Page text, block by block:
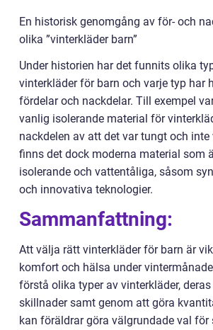
En historisk genomgång av för- och
olika ”vinterkläder barn”
Under historien har det funnits olika
vinterkläder för barn och varje typ har
fördelar och nackdelar. Till exempel
vanlig isolerande material för
nackdelen av att det var tungt och
finns det dock moderna material som
isolerande och vattentåliga, såsom
och innovativa teknologier.
Sammanfattning:
Att välja rätt vinterkläder för barn är
komfort och hälsa under
förstå olika typer av vinterkläder,
skillnader samt genom att göra
kan föräldrar göra välgrundade val för